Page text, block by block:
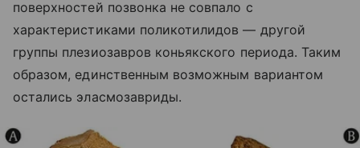
поверхностей позвонка не совпало с
характеристиками поликотилидов — другой
группы плезиозавров коньякского периода. Таким
образом, единственным возможным вариантом
остались эласмозавриды.